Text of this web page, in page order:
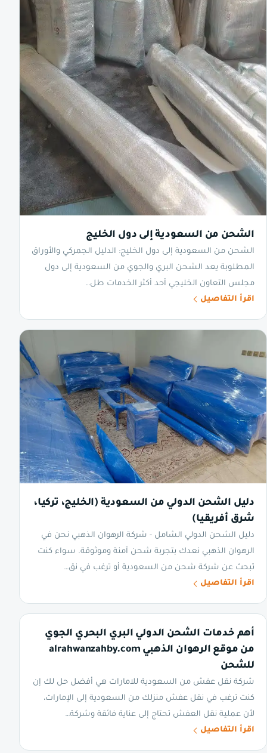
الشحن من السعودية إلى دول الخليج
الشحن من السعودية إلى دول الخليج: الدليل الجمركي والأوراق
المطلوبة يعد الشحن البري والجوي من السعودية إلى دول
مجلس التعاون الخليجي أحد أكثر الخدمات طل…
اقرأ التفاصيل
دليل الشحن الدولي من السعودية (الخليج، تركيا،
شرق أفريقيا)
دليل الشحن الدولي الشامل - شركة الرهوان الذهبي نحن في
الرهوان الذهبي نعدك بتجربة شحن آمنة وموثوقة. سواء كنت
تبحث عن شركة شحن من السعودية أو ترغب في نق…
اقرأ التفاصيل
أهم خدمات الشحن الدولي البري البحري الجوي
من موقع الرهوان الذهبي alrahwanzahby.com
للشحن
شركة نقل عفش من السعودية للامارات هي أفضل حل لك إن
كنت ترغب في نقل عفش منزلك من السعودية إلى الإمارات،
لأن عملية نقل العفش تحتاج إلى عناية فائقة وشركة…
اقرأ التفاصيل